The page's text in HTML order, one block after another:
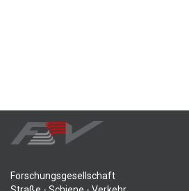
Forschungsgesellschaft